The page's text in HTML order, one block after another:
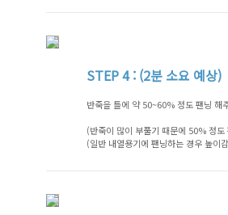
STEP4 : (2분 소요 예상)
반죽을 틀에 약 50~60% 정도 팬닝 해
(반죽이 많이 부풀기 때문에 50% 정
(일반 내열용기에 팬닝하는 경우 높이